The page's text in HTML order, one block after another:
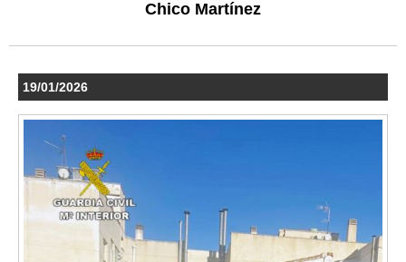
Chico Martínez
19/01/2026